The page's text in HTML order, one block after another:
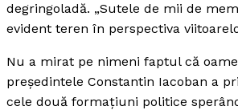
degringoladă. „Sutele de mii de
evident teren în perspectiva
Nu a mirat pe nimeni faptul că
preşedintele Constantin Iacoban a
cele două formaţiuni politice